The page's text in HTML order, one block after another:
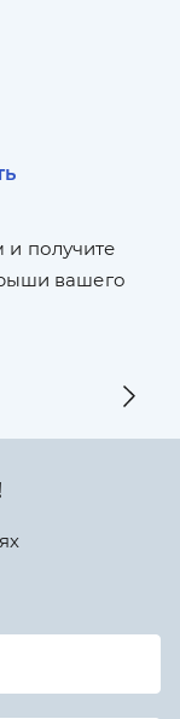
и получите
вашего